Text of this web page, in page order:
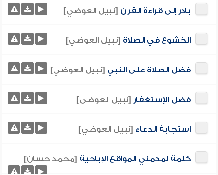
بادر إلى قراءة القرآن [نبيل العوضي]
الخشوع في الصلاة [نبيل العوضي]
فضل الصلاة على النبي [نبيل العوضي]
فضل الإستغفار [نبيل العوضي]
استجابة الدعاء [نبيل العوضي]
كلمة لمدمني المواقع الإباحية [محمد حسان]